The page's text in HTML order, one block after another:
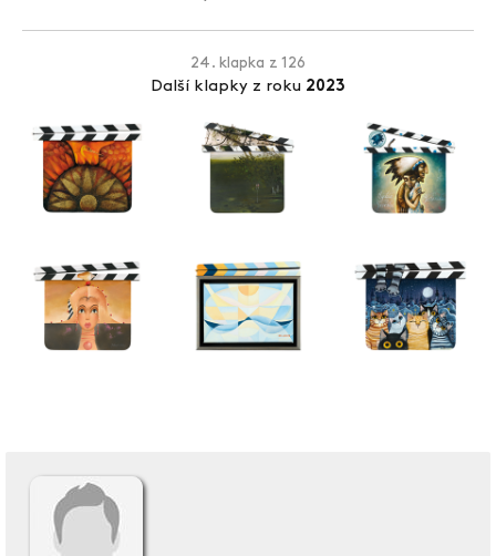
24. klapka z 126
Další klapky z roku 2023